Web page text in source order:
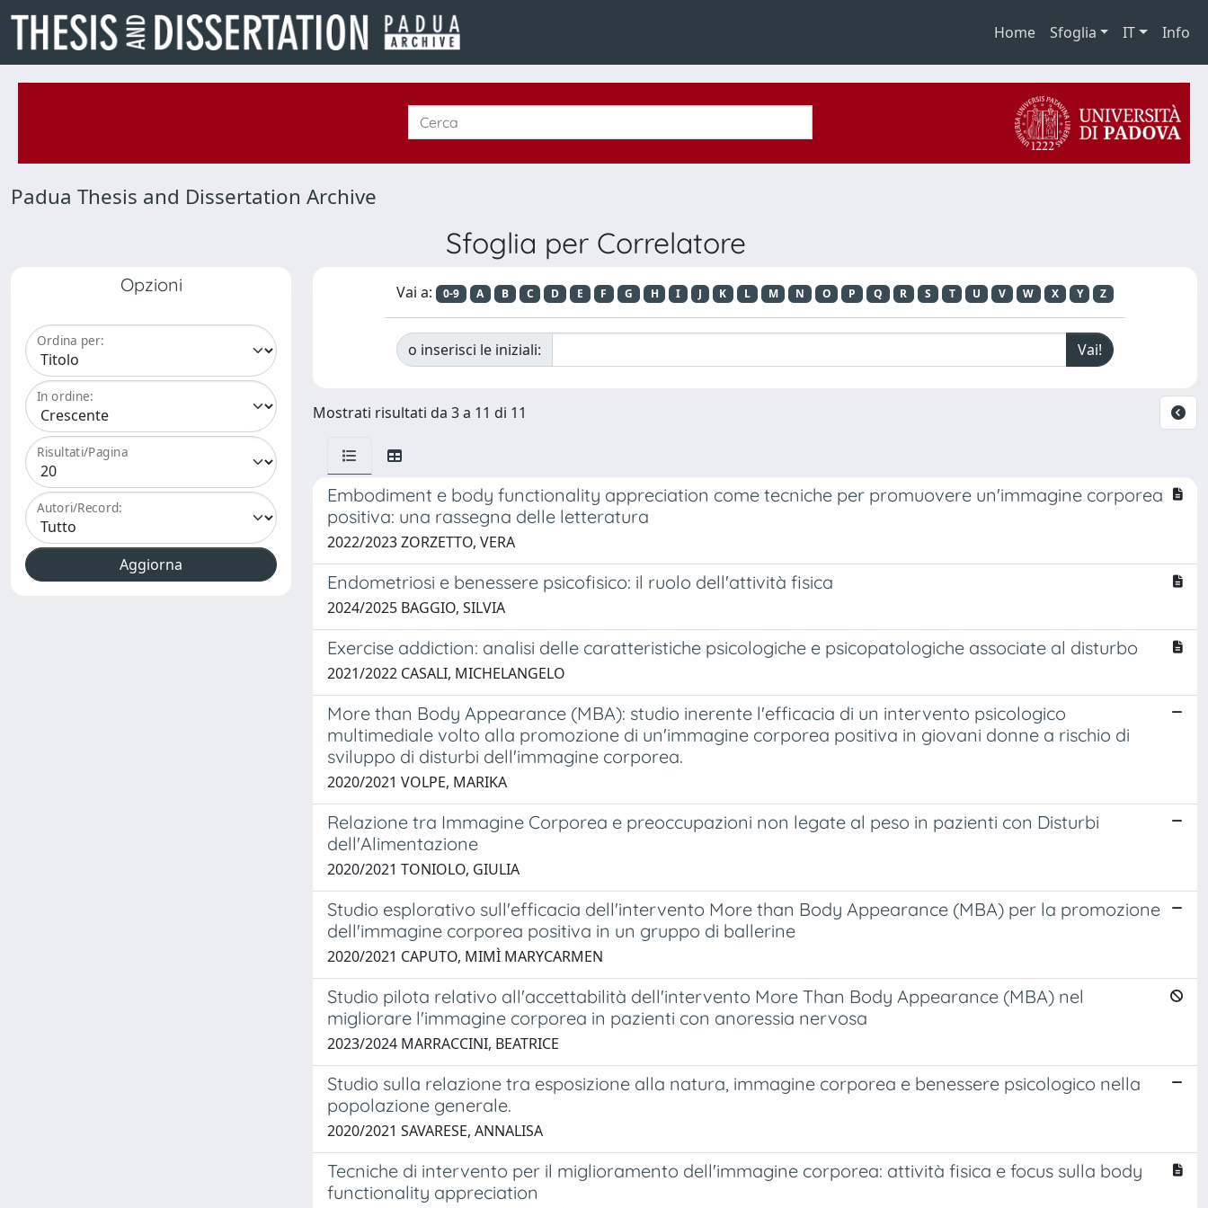
Home Sfoglia IT Info
Padua Thesis and Dissertation Archive
Sfoglia per Correlatore
Opzioni
Ordina per:
In ordine:
Risultati/Pagina
Autori/Record:
Vai a: 0-9 A B C D E F G H I J K L M N O P Q R S T U V W X Y Z
o inserisci le iniziali:
Mostrati risultati da 3 a 11 di 11
Embodiment e body functionality appreciation come tecniche per promuovere un'immagine corporea
positiva: una rassegna delle letteratura
2022/2023 ZORZETTO, VERA
Endometriosi e benessere psicofisico: il ruolo dell'attività fisica
2024/2025 BAGGIO, SILVIA
Exercise addiction: analisi delle caratteristiche psicologiche e psicopatologiche associate al disturbo
2021/2022 CASALI, MICHELANGELO
More than Body Appearance (MBA): studio inerente l'efficacia di un intervento psicologico
multimediale volto alla promozione di un'immagine corporea positiva in giovani donne a rischio di
sviluppo di disturbi dell'immagine corporea.
2020/2021 VOLPE, MARIKA
Relazione tra Immagine Corporea e preoccupazioni non legate al peso in pazienti con Disturbi
dell'Alimentazione
2020/2021 TONIOLO, GIULIA
Studio esplorativo sull'efficacia dell'intervento More than Body Appearance (MBA) per la promozione
dell'immagine corporea positiva in un gruppo di ballerine
2020/2021 CAPUTO, MIMÌ MARYCARMEN
Studio pilota relativo all'accettabilità dell'intervento More Than Body Appearance (MBA) nel
migliorare l'immagine corporea in pazienti con anoressia nervosa
2023/2024 MARRACCINI, BEATRICE
Studio sulla relazione tra esposizione alla natura, immagine corporea e benessere psicologico nella
popolazione generale.
2020/2021 SAVARESE, ANNALISA
Tecniche di intervento per il miglioramento dell'immagine corporea: attività fisica e focus sulla body
functionality appreciation